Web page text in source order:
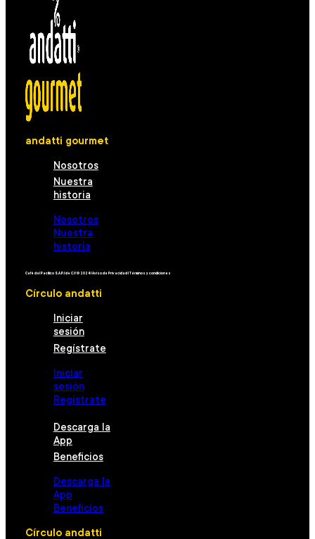
andatti gourmet
Nosotros
Nuestra
historia
Nosotros
Nuestra
historia
Café del Pacífico S.A.P.I de C.V © 2024 l Aviso de Privacidad l Términos y condiciones
Círculo andatti
Iniciar
sesión
Regístrate
Iniciar
sesión
Regístrate
Descarga la
App
Beneficios
Descarga la
App
Beneficios
Círculo andatti